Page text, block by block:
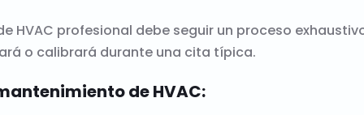
HVAC profesional debe seguir un proceso
o calibrará durante una cita típica.
de HVAC: